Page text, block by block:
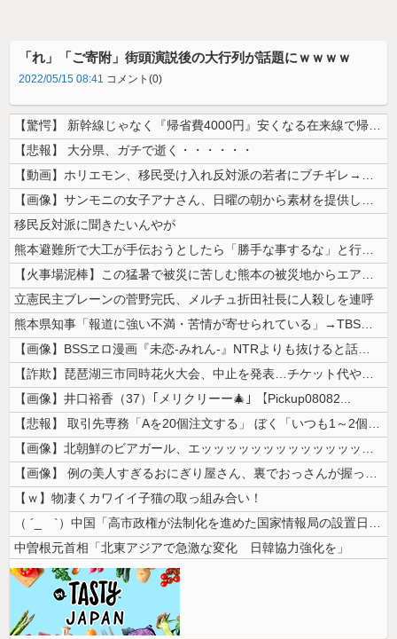
「れ」「ご寄附」街頭演説後の大行列が話題にｗｗｗｗ
2022/05/15 08:41 コメント(0)
【驚愕】 新幹線じゃなく『帰省費4000円』安くなる在来線で帰省した結...
【悲報】 大分県、ガチで逝く・・・・・・
【動画】ホリエモン、移民受け入れ反対派の若者にブチギレ→スタジオ誰も反...
【画像】サンモニの女子アナさん、日曜の朝から素材を提供してしまう
移民反対派に聞きたいんやが
熊本避難所で大工が手伝おうとしたら「勝手な事するな」と行政側に止められ...
【火事場泥棒】この猛暑で被災に苦しむ熊本の被災地からエアコン室外機を窃...
立憲民主ブレーンの菅野完氏、メルチュ折田社長に人殺しを連呼
熊本県知事「報道に強い不満・苦情が寄せられている」→TBSの報道特集が...
【画像】BSSヱロ漫画『未恋-みれん-』NTRよりも抜けると話題にｗｗ...
【詐欺】琵琶湖三市同時花火大会、中止を発表…チケット代や出店料の返金に...
【画像】井口裕香（37）｢メリクリーー🎄｣ 【Pickup08082...
【悲報】 取引先専務「Aを20個注文する」 ぼく「いつも1～2個しか使...
【画像】北朝鮮のビアガール、エッッッッッッッッッッッッッッッッッ！
【画像】 例の美人すぎるおにぎり屋さん、裏でおっさんが握っていたｗｗｗ...
【ｗ】物凄くカワイイ子猫の取っ組み合い！
（ ´_ゝ`）中国「高市政権が法制化を進めた国家情報局の設置日が7月3...
中曽根元首相「北東アジアで急激な変化 日韓協力強化を」